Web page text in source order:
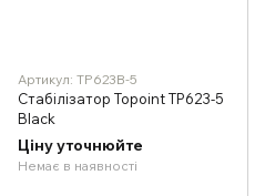
Артикул: TP623B-5
Стабілізатор Topoint TP623-5
Black
Ціну уточнюйте
Немає в наявності